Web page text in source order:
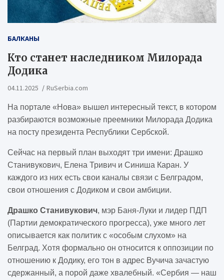
БАЛКАНЫ
Кто станет наследником Милорада
Додика
04.11.2025 RuSerbia.com
На портале «Нова» вышел интересный текст, в котором
разбираются возможные преемники Милорада Додика
на посту президента Республики Сербской.
Сейчас на первый план выходят три имени: Драшко
Станивукович, Елена Тривич и Синиша Каран. У
каждого из них есть свои каналы связи с Белградом,
свои отношения с Додиком и свои амбиции.
Драшко Станивукович, мэр Баня-Луки и лидер ПДП
(Партии демократического прогресса), уже много лет
описывается как политик с «особым слухом» на
Белград. Хотя формально он относится к оппозиции по
отношению к Додику, его тон в адрес Вучича зачастую
сдержанный, а порой даже хвалебный. «Сербия — наш